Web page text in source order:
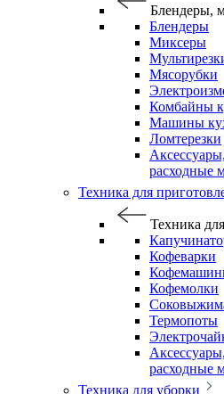
Блендеры,
Блендеры
Миксеры
Мясорубки
Комбайны
Машины
Ломтерезки
расходные
Техника для
Техника
Кофеварки
Кофемолки
Термопоты
расходные
Техника для уборки